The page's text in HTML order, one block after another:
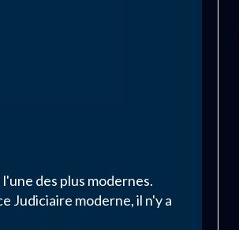
des plus modernes.
Judiciaire moderne, il n'y a